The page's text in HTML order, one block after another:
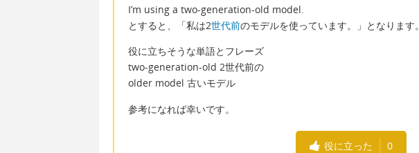
I’m using a two-generation-old model.
とすると、「私は2世代前のモデルを使っています。」となります。
役に立ちそうな単語とフレーズ
two-generation-old 2世代前の
older model 古いモデル
参考になれば幸いです。
役に立った 0